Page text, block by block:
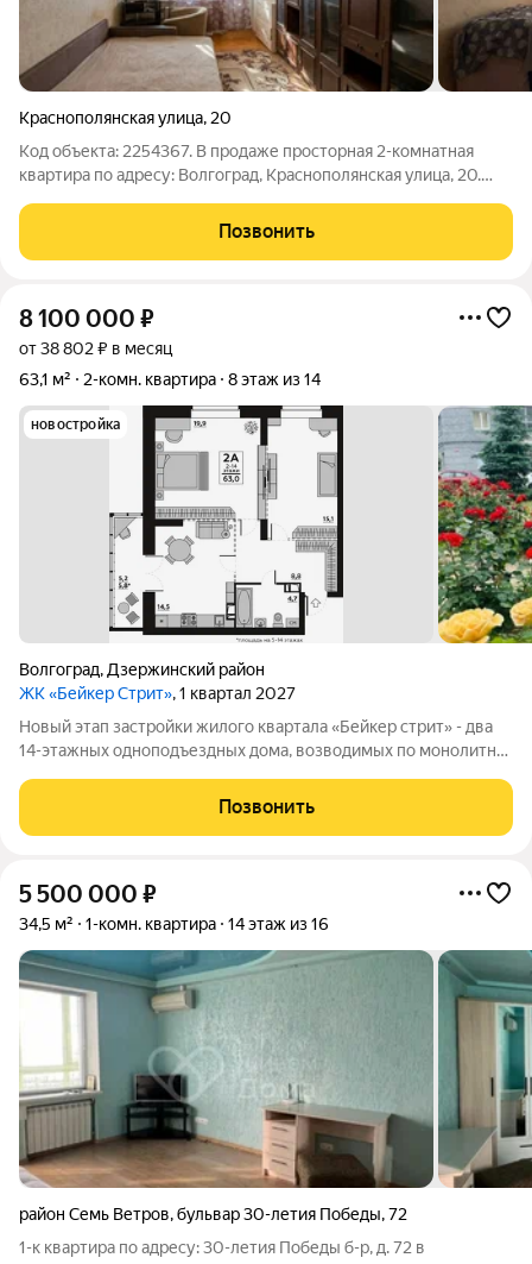
Краснополянская улица, 20
Код объекта: 2254367. В продаже просторная 2-комнатная
квартира по адресу: Волгоград, Краснополянская улица, 20.
Комнаты: 19.5 + 13,5 кв. метров. Квартира требует реновации.
На полу
Позвонить
8 100 000 ₽
от 38 802 ₽ в месяц
63,1 м²
2-комн. квартира 8 этаж из 14
новостройка
Волгоград, Дзержинский район
ЖК «Бейкер Стрит», 1 квартал 2027
Новый этап застройки жилого квартала «Бейкер стрит» - два
14-этажных одноподъездных дома, возводимых по монолитно-
также 2-этажное здание общественного назначения. Сейчас
строим и продаем
Позвонить
5 500 000 ₽
34,5 м² 1-комн. квартира 14 этаж из 16
район Семь Ветров,бульвар 30-летия Победы,72
1-к квартира по адресу: 30-летия Победы б-р, д. 72 в